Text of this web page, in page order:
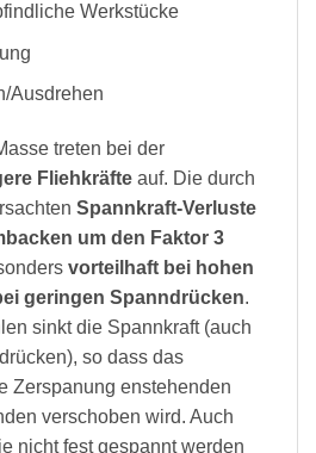
Werkstücke
Ausdrehen
treten bei der
Fliehkräfte auf. Die durch
Spannkraft-Verluste
um den Faktor 3
vorteilhaft bei hohen
geringen Spanndrücken.
sinkt die Spannkraft (auch
so dass das
Zerspanung enstehenden
verschoben wird. Auch
nicht fest gespannt werden